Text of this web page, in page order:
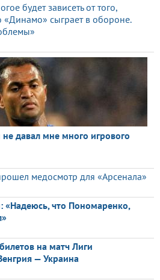
будет зависеть от того,
«Динамо» сыграет в обороне.
давал мне много игрового
медосмотр для «Арсенала»
«Надеюсь, что Пономаренко,
на матч Лиги
— Украина